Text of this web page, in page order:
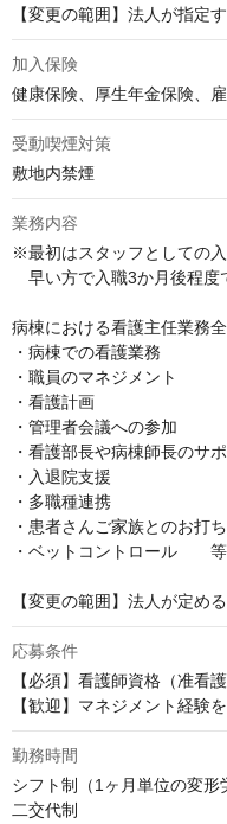
【変更の範囲】法人が指定
加入保険
健康保険、厚生年金保険、
受動喫煙対策
敷地内禁煙
業務内容
※最初はスタッフとしての入
早い方で入職3か月後程度
病棟における看護主任業務
・病棟での看護業務
・職員のマネジメント
・看護計画
・管理者会議への参加
・看護部長や病棟師長のサ
・入退院支援
・多職種連携
・患者さんご家族とのお打
・ベットコントロール　　等
【変更の範囲】法人が定め
応募条件
【必須】看護師資格（准看
【歓迎】マネジメント経験
勤務時間
シフト制（1ヶ月単位の変形
二交代制